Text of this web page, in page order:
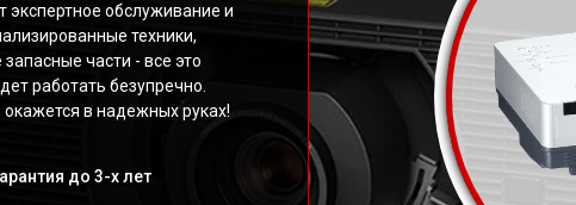
экспертное обслуживание и
техники,
части - все это
работать безупречно.
в надежных руках!
до 3-х лет